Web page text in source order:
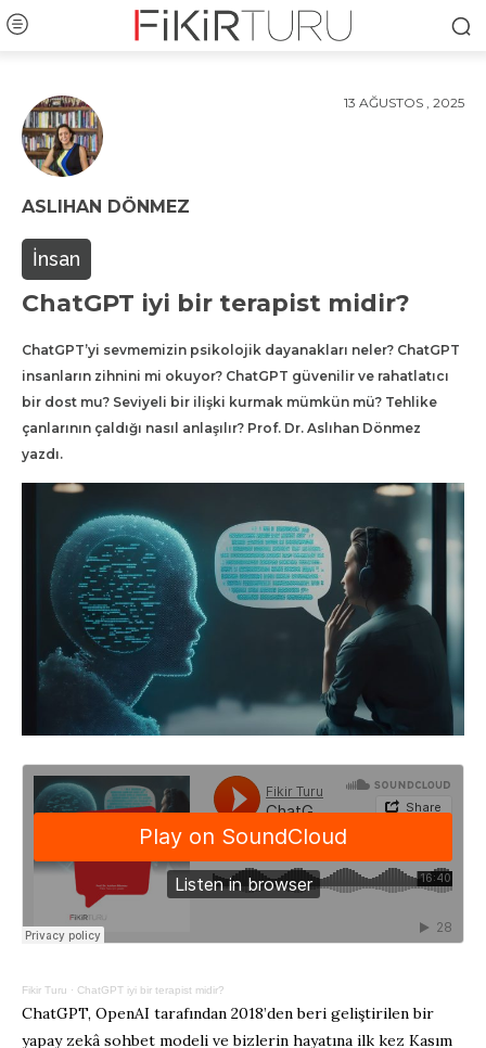
13 AĞUSTOS , 2025
ASLIHAN DÖNMEZ
İnsan
ChatGPT iyi bir terapist midir?
ChatGPT’yi sevmemizin psikolojik dayanakları neler? ChatGPT
insanların zihnini mi okuyor? ChatGPT güvenilir ve rahatlatıcı
bir dost mu? Seviyeli bir ilişki kurmak mümkün mü? Tehlike
çanlarının çaldığı nasıl anlaşılır? Prof. Dr. Aslıhan Dönmez
yazdı.
Fikir Turu · ChatGPT iyi bir terapist midir?
ChatGPT, OpenAI tarafından 2018’den beri geliştirilen bir
yapay zekâ sohbet modeli ve bizlerin hayatına ilk kez Kasım